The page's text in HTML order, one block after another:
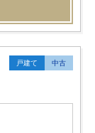
戸建て 中古